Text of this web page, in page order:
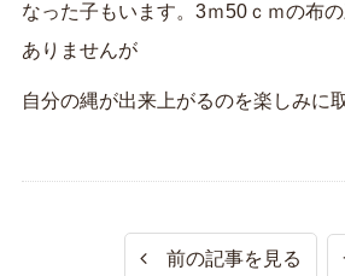
なった子もいます。3ｍ50ｃｍの布
ありませんが
自分の縄が出来上がるのを楽しみに
前の記事を見る